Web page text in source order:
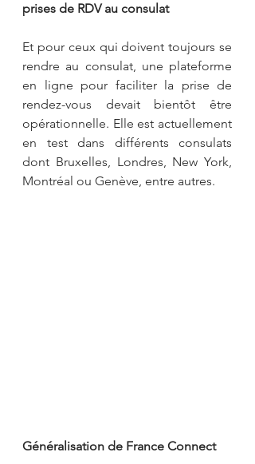
prises de RDV au consulat
Et pour ceux qui doivent toujours se
rendre au consulat, une plateforme
en ligne pour faciliter la prise de
rendez-vous devait bientôt être
opérationnelle. Elle est actuellement
en test dans différents consulats
dont Bruxelles, Londres, New York,
Montréal ou Genève, entre autres.
Généralisation de France Connect